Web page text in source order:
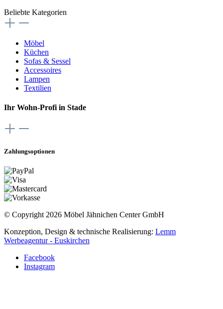
Beliebte Kategorien
Möbel
Küchen
Sofas & Sessel
Accessoires
Lampen
Textilien
Ihr Wohn-Profi in Stade
Zahlungsoptionen
© Copyright 2026 Möbel Jähnichen Center GmbH
Konzeption, Design & technische Realisierung: Lemm
Werbeagentur - Euskirchen
Facebook
Instagram